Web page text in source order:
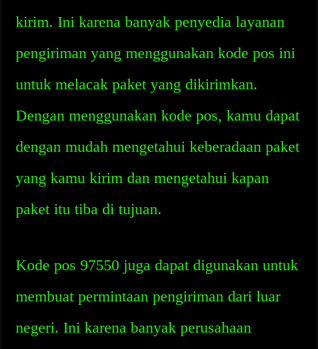
kirim. Ini karena banyak penyedia layanan
pengiriman yang menggunakan kode pos ini
untuk melacak paket yang dikirimkan.
Dengan menggunakan kode pos, kamu dapat
dengan mudah mengetahui keberadaan paket
yang kamu kirim dan mengetahui kapan
paket itu tiba di tujuan.
Kode pos 97550 juga dapat digunakan untuk
membuat permintaan pengiriman dari luar
negeri. Ini karena banyak perusahaan